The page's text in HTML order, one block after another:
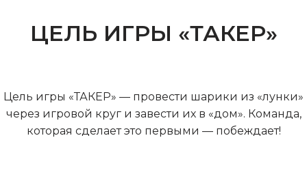
ЦЕЛЬ ИГРЫ «ТАКЕР»
Цель игры «ТАКЕР» — провести шарики из «лунки»
через игровой круг и завести их в «дом». Команда,
которая сделает это первыми — побеждает!